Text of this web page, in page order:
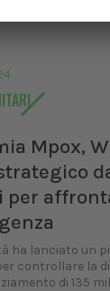
Mpox,
per
ha lanciato un
controllare la
di 135